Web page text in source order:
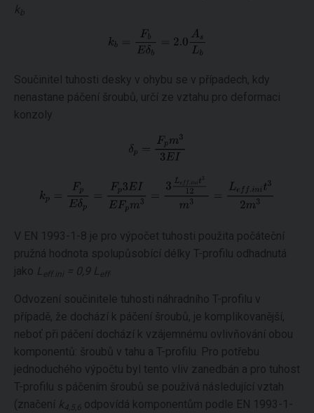
kb
Součinitel tuhosti desky v ohybu se v případech, kdy
nenastane páčení šroubů, určí ze vztahu pro deformaci
konzoly
V EN 1993-1-8 je pro výpočet tuhosti použita počáteční
pružná hodnota spolupůsobící délky T-profilu odhadnutá
jako L eff.ini = 0,9 L eff
Odvození součinitele tuhosti náhradního T-profilu v
případě, že dochází k páčení šroubů, je komplikovanější,
neboť při páčení dochází k vzájemnému ovlivňování obou
komponentů: šroubů v tahu a T-profilu. Pro potřebu
jednoduchého výpočtu byl tento vliv zanedbán a pro tuhost
T-profilu s páčením šroubů se používá následující vztah
(značení k4,5,6 odpovídá komponentům podle EN 1993-1-